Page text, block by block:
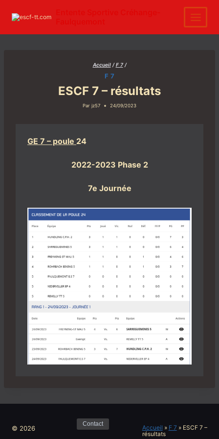
contenu
Accueil / F 7 /
F 7
ESCF 7 – résultats
Par jz57 24/09/2023
GE 7 – poule 24
2022-2023 Phase 2
7e Journée
© 2026
Contact
Accueil » F 7 »ESCF 7 –
résultats